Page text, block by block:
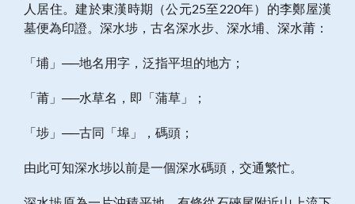
人居住。建於東漢時期（公元25至220年）的李鄭屋漢
墓便為印證。深水埗，古名深水步、深水埔、深水莆：
「埔」──地名用字，泛指平坦的地方；
「莆」──水草名，即「蒲草」；
「埗」──古同「埠」，碼頭；
由此可知深水埗以前是一個深水碼頭，交通繁忙。